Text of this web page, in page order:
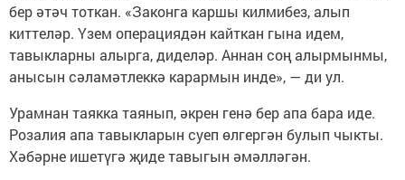
бер әтәч тоткан. «Законга каршы килмибез, алып
киттеләр. Үзем операциядән кайткан гына идем,
тавыкларны алырга, диделәр. Аннан соң алырмынмы,
анысын сәламәтлеккә карармын инде», — ди ул.
Урамнан таякка таянып, әкрен генә бер апа бара иде.
Розалия апа тавыкларын суеп өлгергән булып чыкты.
Хәбәрне ишетүгә җиде тавыгын әмәлләгән.